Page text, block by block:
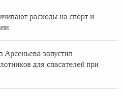
расходы на спорт и
Арсеньева запустил
для спасателей при